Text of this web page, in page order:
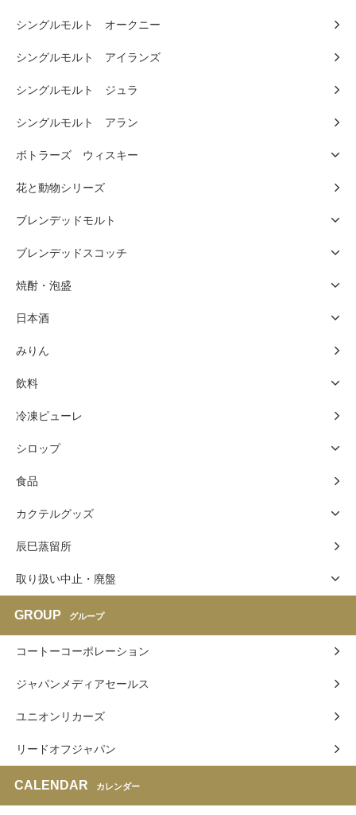
シングルモルト オークニー
シングルモルト アイランズ
シングルモルト ジュラ
シングルモルト アラン
ボトラーズ ウィスキー
花と動物シリーズ
ブレンデッドモルト
ブレンデッドスコッチ
焼酎・泡盛
日本酒
みりん
飲料
冷凍ピューレ
シロップ
食品
カクテルグッズ
辰巳蒸留所
取り扱い中止・廃盤
GROUP グループ
コートーコーポレーション
ジャパンメディアセールス
ユニオンリカーズ
リードオフジャパン
CALENDAR カレンダー